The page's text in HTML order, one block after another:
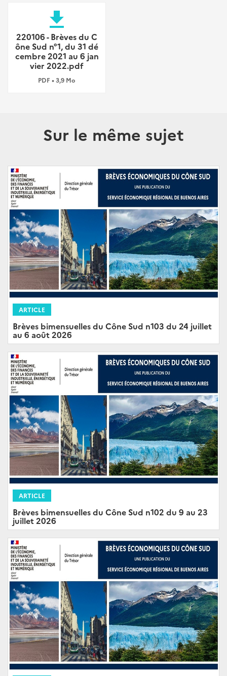
file_download
220106 - Brèves du C
ône Sud n°1, du 31 dé
cembre 2021 au 6 jan
vier 2022.pdf
PDF • 3,9 Mo
Sur le même sujet
ARTICLE
Brèves bimensuelles du Cône Sud n103 du 24 juillet
au 6 août 2026
ARTICLE
Brèves bimensuelles du Cône Sud n102 du 9 au 23
juillet 2026